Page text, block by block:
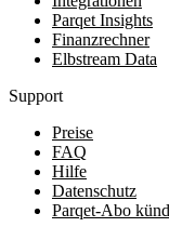
Parqet Insights
Finanzrechner
Elbstream Data
Support
Preise
FAQ
Hilfe
Datenschutz
Parqet-Abo